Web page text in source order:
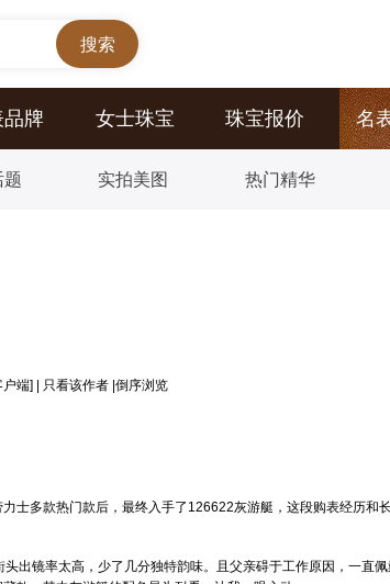
品牌 女士珠宝 珠宝报价 名
题 实拍美图 热门精华
端] 只看该作者 倒序浏览
士多款热门款后，最终入手了126622灰游艇，这段购表经历和
出镜率太高，少了几分独特韵味。且父亲碍于工作原因，一直